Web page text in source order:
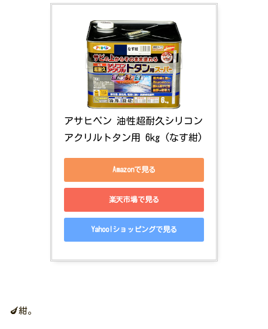
アサヒペン 油性超耐久シリコン
アクリルトタン用 6kg (なす紺)
Amazonで見る
楽天市場で見る
Yahoo!ショッピングで見る
🍆紺。